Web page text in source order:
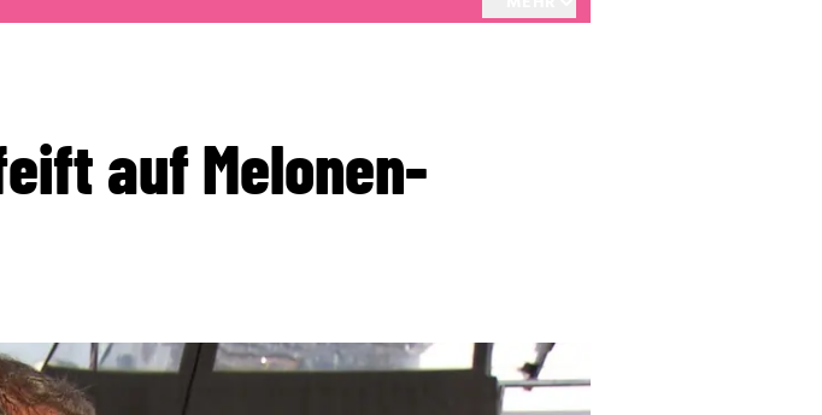
auf Melonen-